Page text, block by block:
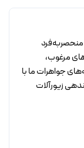
منحصر‌به‌فرد
مرغوب،
جواهرات ما با
زیورآلات